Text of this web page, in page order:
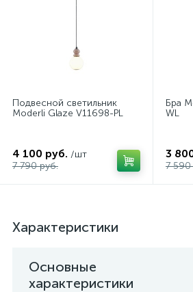
Подвесной светильник
Moderli Glaze V11698-PL
4 100 руб. /шт
7 790 руб.
Бра
WL
3
7 590
Характеристики
Основные
характеристики